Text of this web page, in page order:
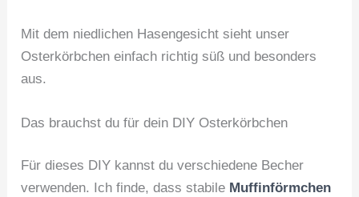
Mit dem niedlichen Hasengesicht sieht unser
Osterkörbchen einfach richtig süß und besonders
aus.
Das brauchst du für dein DIY Osterkörbchen
Für dieses DIY kannst du verschiedene Becher
verwenden. Ich finde, dass stabile Muffinförmchen